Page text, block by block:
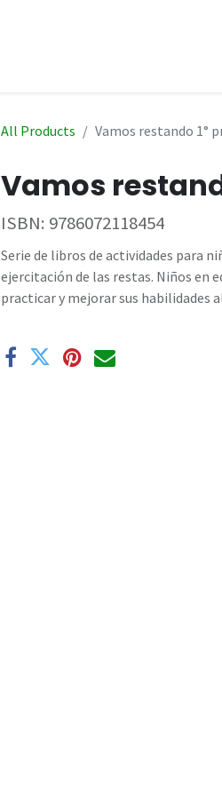
All Products Vamos restando 1°
Vamos
ISBN: 9786072118454
Serie de libros de actividades para
ejercitación de las restas. Niños en
practicar y mejorar sus habilidades